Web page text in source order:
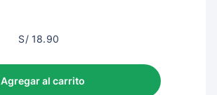
S/
S/ 18.90
Agregar al carrito